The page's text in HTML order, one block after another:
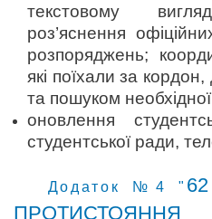
текстовому
роз’яснення
розпоряджень;
які поїхали за
та пошуком
оновлення
студентської ради,
Додаток №4 "